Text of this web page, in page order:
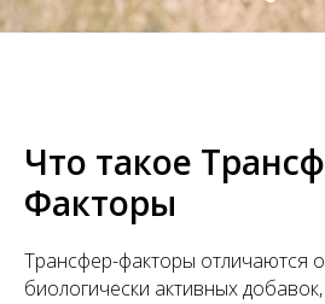
Что такое
Факторы
Трансфер-факторы отличаются
биологически активных